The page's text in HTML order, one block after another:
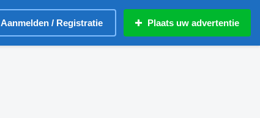
Aanmelden / Registratie Plaats uw advertentie